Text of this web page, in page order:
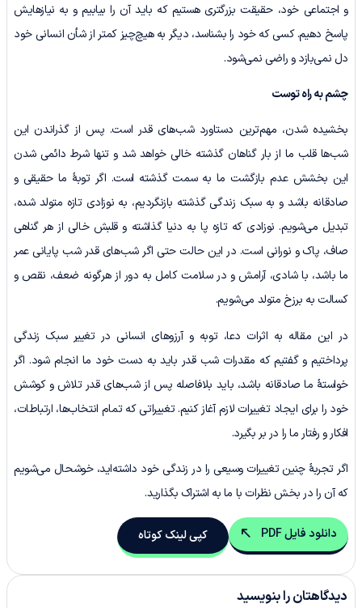
و اجتماعی خود، حقیقت بزرگتری هستیم که باید آن را بیابیم و به نیازهایش
پاسخ دهیم. کسی که خود را بشناسد، دیگر به هیچ‌چیز کمتر از شأن انسانی خود
دل نمی‌بازد و راضی نمی‌شود.
چشم به راه توست
بخشیده شدن، مهم‌ترین دستاورد شب‌های قدر است. پس از گذراندن این
شب‌ها قلب ما از بار گناهان گذشته خالی خواهد شد و تنها شرط دائمی شدن
این بخشش عدم بازگشت ما به سمت گذشته است. اگر توبۀ ما حقیقی و
صادقانه باشد و به سبک زندگی گذشته بازنگردیم، به نوزادی تازه متولد شده،
تبدیل می‌شویم. نوزادی که تازه پا به دنیا گذاشته و قلبش خالی از هر گناهی
صاف، پاک و نورانی است. در این حالت حتی اگر شب‌های قدر شب پایانی عمر
ما باشد، با شادی، آرامش و در سلامت کامل به دور از هرگونه ضعف، نقص و
کسالت به برزخ متولد می‌شویم.
در این مقاله به اثرات دعا، توبه و آرزوهای انسانی در تغییر سبک زندگی
پرداختیم و گفتیم که مقدرات شب قدر باید به دست خود ما انجام شود. اگر
خواستۀ ما صادقانه باشد، باید بلافاصله پس از شب‌های قدر تلاش و کوشش
خود را برای ایجاد تغییرات لازم آغاز کنیم. تغییراتی که تمام انتخاب‌ها، ارتباطات،
افکار و رفتار ما را در بر بگیرد.
اگر تجربۀ چنین تغییرات وسیعی را در زندگی خود داشته‌اید، خوشحال می‌شویم
که آن را در بخش نظرات با ما به اشتراک بگذارید.
دانلود فایل PDF کپی لینک کوتاه
دیدگاهتان را بنویسید